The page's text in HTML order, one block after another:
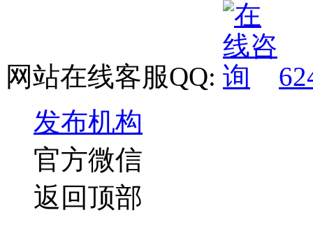
网站在线客服QQ:
发布机构
官方微信
返回顶部